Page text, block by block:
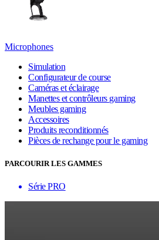
Microphones
Simulation
Configurateur de course
Caméras et éclairage
Manettes et contrôleurs gaming
Meubles gaming
Accessoires
Produits reconditionnés
Pièces de rechange pour le gaming
PARCOURIR LES GAMMES
Série PRO